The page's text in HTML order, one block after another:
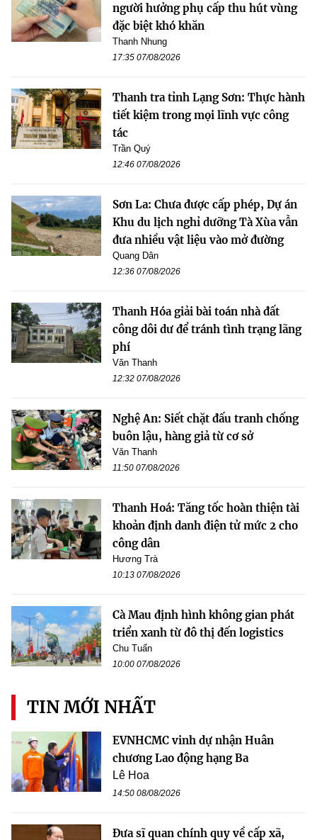
người hưởng phụ cấp thu hút vùng
đặc biệt khó khăn
Thanh Nhung
17:35 07/08/2026
Thanh tra tỉnh Lạng Sơn: Thực hành
tiết kiệm trong mọi lĩnh vực công
tác
Trần Quý
12:46 07/08/2026
Sơn La: Chưa được cấp phép, Dự án
Khu du lịch nghỉ dưỡng Tà Xùa vẫn
đưa nhiều vật liệu vào mở đường
Quang Dân
12:36 07/08/2026
Thanh Hóa giải bài toán nhà đất
công dôi dư để tránh tình trạng lãng
phí
Văn Thanh
12:32 07/08/2026
Nghệ An: Siết chặt đấu tranh chống
buôn lậu, hàng giả từ cơ sở
Văn Thanh
11:50 07/08/2026
Thanh Hoá: Tăng tốc hoàn thiện tài
khoản định danh điện tử mức 2 cho
công dân
Hương Trà
10:13 07/08/2026
Cà Mau định hình không gian phát
triển xanh từ đô thị đến logistics
Chu Tuấn
10:00 07/08/2026
TIN MỚI NHẤT
EVNHCMC vinh dự nhận Huân
chương Lao động hạng Ba
Lê Hoa
14:50 08/08/2026
Đưa sĩ quan chính quy về cấp xã,